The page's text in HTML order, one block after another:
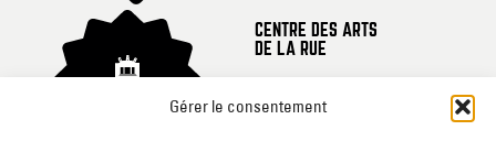
Gérer le consentement
CENTRE DES ARTS
DE LA RUE
22